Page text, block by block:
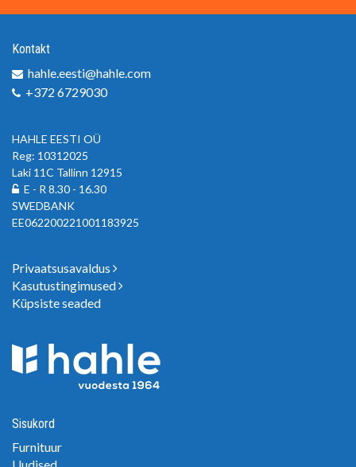
Kontakt
hahle.eesti@hahle.com
+372 6729030
HAHLE EESTI OÜ
Reg: 10312025
Laki 11C Tallinn 12915
E - R 8.30 - 16.30
SWEDBANK
EE062200221001183925
Privaatsusavaldus
Kasutustingimused
Küpsiste seaded
Sisukord
Furnituur